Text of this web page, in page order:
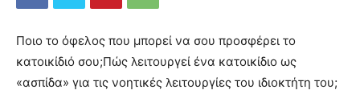
Ποιο το όφελος που μπορεί να σου προσφέρει το
κατοικίδιό σου;Πώς λειτουργεί ένα κατοικίδιο ως
«ασπίδα» για τις νοητικές λειτουργίες του ιδιοκτήτη του;